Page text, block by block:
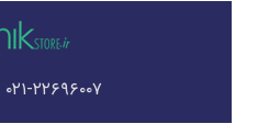
۰۲۱-۲۲۶۹۶۰۰۷